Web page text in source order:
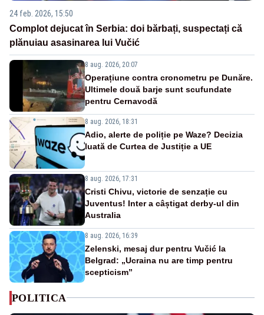
24 feb. 2026, 15:50
Complot dejucat în Serbia: doi bărbați, suspectați că
plănuiau asasinarea lui Vučić
8 aug. 2026, 20:07
Operațiune contra cronometru pe Dunăre.
Ultimele două barje sunt scufundate
pentru Cernavodă
8 aug. 2026, 18:31
Adio, alerte de poliție pe Waze? Decizia
luată de Curtea de Justiție a UE
8 aug. 2026, 17:31
Cristi Chivu, victorie de senzație cu
Juventus! Inter a câștigat derby-ul din
Australia
8 aug. 2026, 16:39
Zelenski, mesaj dur pentru Vučić la
Belgrad: „Ucraina nu are timp pentru
scepticism”
POLITICA